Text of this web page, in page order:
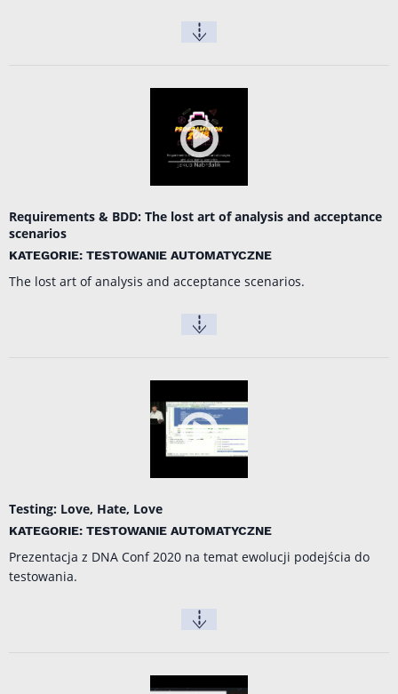
Requirements & BDD: The lost art of analysis and acceptance
scenarios
KATEGORIE: TESTOWANIE AUTOMATYCZNE
The lost art of analysis and acceptance scenarios.
Testing: Love, Hate, Love
KATEGORIE: TESTOWANIE AUTOMATYCZNE
Prezentacja z DNA Conf 2020 na temat ewolucji podejścia do
testowania.